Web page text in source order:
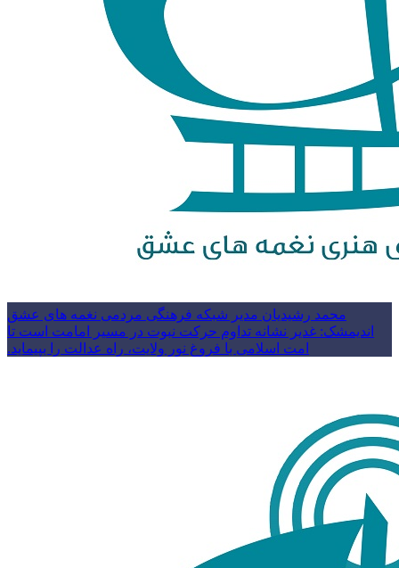
محمد رشیدیان مدیر شبکه فرهنگی مردمی نغمه های عشق
اندیمشک: غدیر نشانه تداوم حرکت نبوت در مسیر امامت است تا
امت اسلامی با فروغ نور ولایت، راه عدالت را بپیماید.